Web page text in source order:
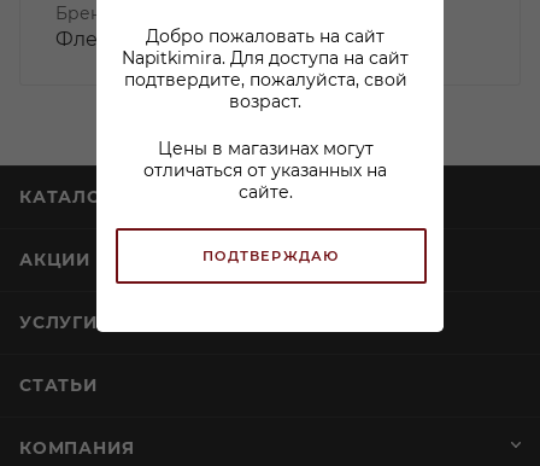
Добро пожаловать на сайт
Napitkimira. Для доступа на сайт
подтвердите, пожалуйста, свой
возраст.
Цены в магазинах могут
отличаться от указанных на
сайте.
ПОДТВЕРЖДАЮ
Бренд
Фленсбургер/ Flensburger
КАТАЛОГ
АКЦИИ
УСЛУГИ
СТАТЬИ
КОМПАНИЯ